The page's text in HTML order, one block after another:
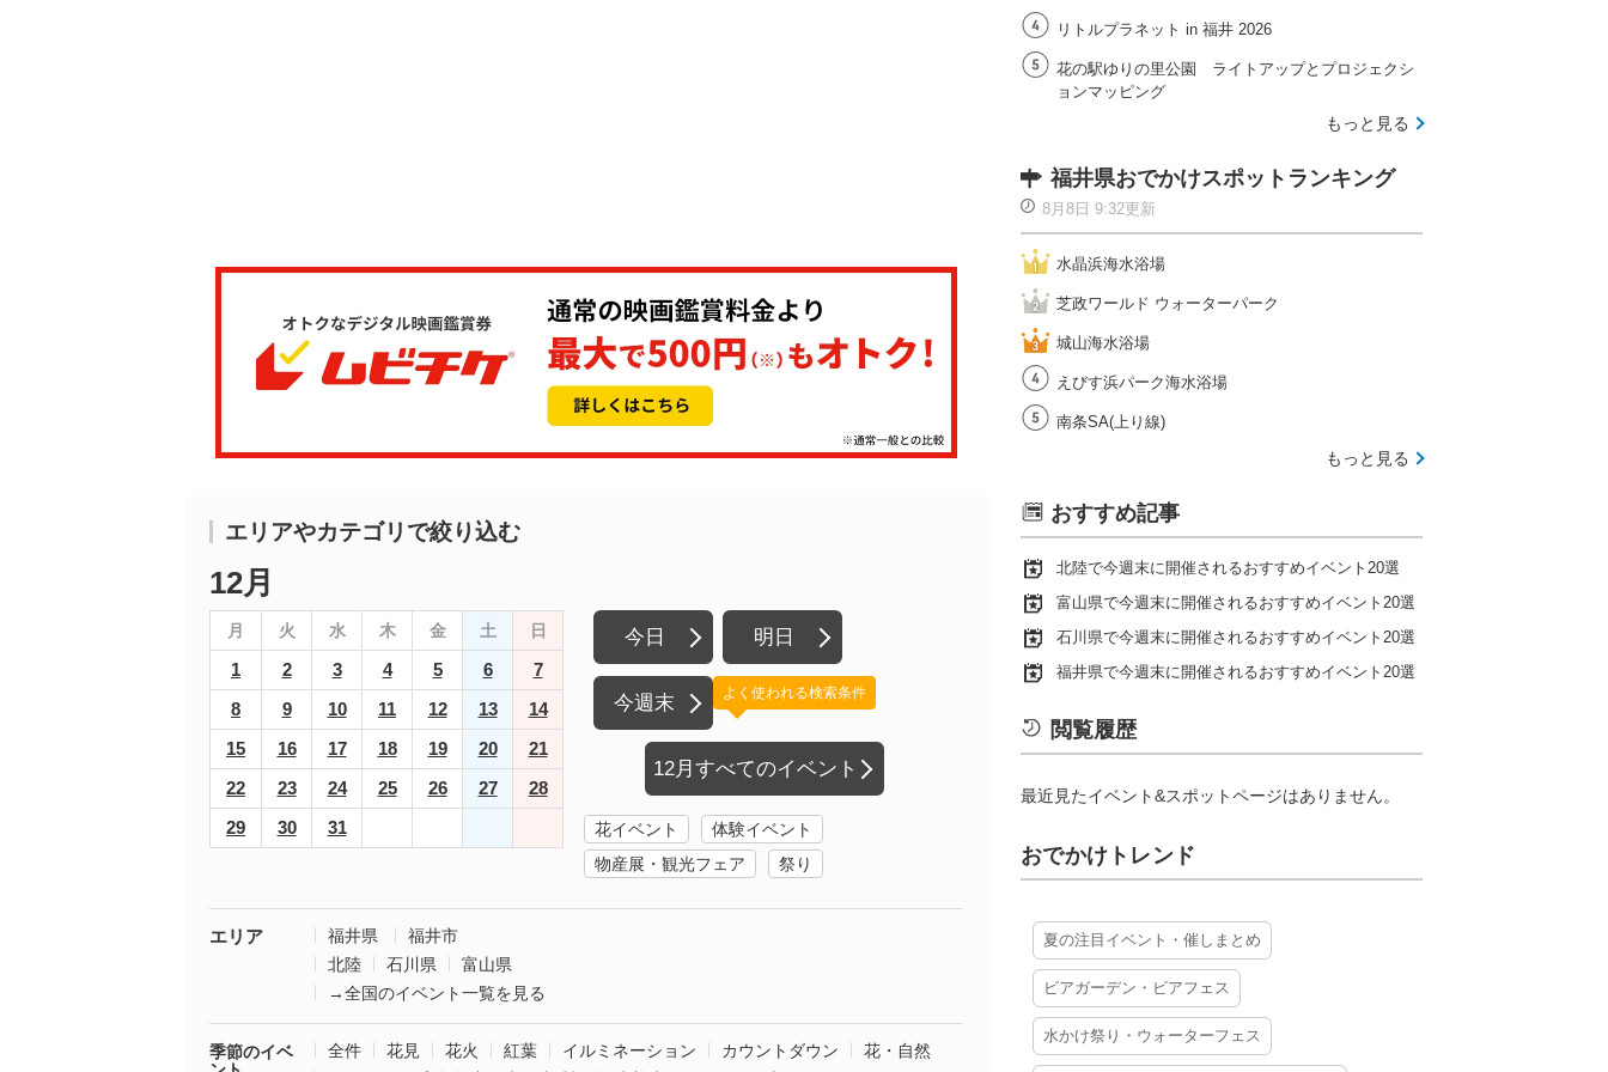
エリアやカテゴリで絞り込む
12月
月 火 水 木 金 土 日
1 2 3 4 5 6
7
8
9 10 11 12 13
14
15
16 17 18 19 20
21
22
23 24 25 26 27
28
29
30 31
今日 明日
今週末
12月すべてのイベント
よく使われる検索条件
花イベント
体験イベント
物産展・観光フェア
祭り
エリア 福井県
福井市
北陸
石川県
富山県
→全国のイベント一覧を見る
季節のイベ
全件 花見 花火 紅葉 イルミネーション カウントダウン
花・自然
リトルプラネット in 福井 2026
花の駅ゆりの里公園 ライトアップとプロジェクシ
ョンマッピング
もっと見る
福井県おでかけスポットランキング
8月8日 9:32更新
水晶浜海水浴場
芝政ワールド ウォーターパーク
城山海水浴場
えびす浜パーク海水浴場
南条SA(上り線)
もっと見る
おすすめ記事
北陸で今週末に開催されるおすすめイベント20選
富山県で今週末に開催されるおすすめイベント20選
石川県で今週末に開催されるおすすめイベント20選
福井県で今週末に開催されるおすすめイベント20選
閲覧履歴
最近見たイベント&スポットページはありません。
おでかけトレンド
夏の注目イベント・催しまとめ
ビアガーデン・ビアフェス
水かけ祭り・ウォーターフェス